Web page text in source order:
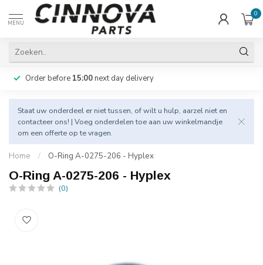
MENU
0
Order before 15:00next day delivery
Staat uw onderdeel er niet tussen, of wilt u hulp, aarzel niet en
contacteer ons! | Voeg onderdelen toe aan uw winkelmandje
om een offerte op te vragen.
Home / O-Ring A-0275-206 - Hyplex
O-Ring A-0275-206 - Hyplex
(0)